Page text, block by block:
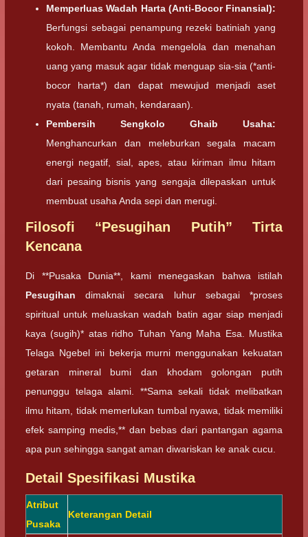
Memperluas Wadah Harta (Anti-Bocor Finansial):
Berfungsi sebagai penampung rezeki batiniah yang
kokoh. Membantu Anda mengelola dan menahan
uang yang masuk agar tidak menguap sia-sia (*anti-
bocor harta*) dan dapat mewujud menjadi aset
nyata (tanah, rumah, kendaraan).
Pembersih Sengkolo Ghaib Usaha:
Menghancurkan dan meleburkan segala macam
energi negatif, sial, apes, atau kiriman ilmu hitam
dari pesaing bisnis yang sengaja dilepaskan untuk
membuat usaha Anda sepi dan merugi.
Filosofi “Pesugihan Putih” Tirta
Kencana
Di **Pusaka Dunia**, kami menegaskan bahwa istilah
Pesugihan dimaknai secara luhur sebagai *proses
spiritual untuk meluaskan wadah batin agar siap menjadi
kaya (sugih)* atas ridho Tuhan Yang Maha Esa. Mustika
Telaga Ngebel ini bekerja murni menggunakan kekuatan
getaran mineral bumi dan khodam golongan putih
penunggu telaga alami. **Sama sekali tidak melibatkan
ilmu hitam, tidak memerlukan tumbal nyawa, tidak memiliki
efek samping medis,** dan bebas dari pantangan agama
apa pun sehingga sangat aman diwariskan ke anak cucu.
Detail Spesifikasi Mustika
Atribut
Pusaka
Keterangan Detail